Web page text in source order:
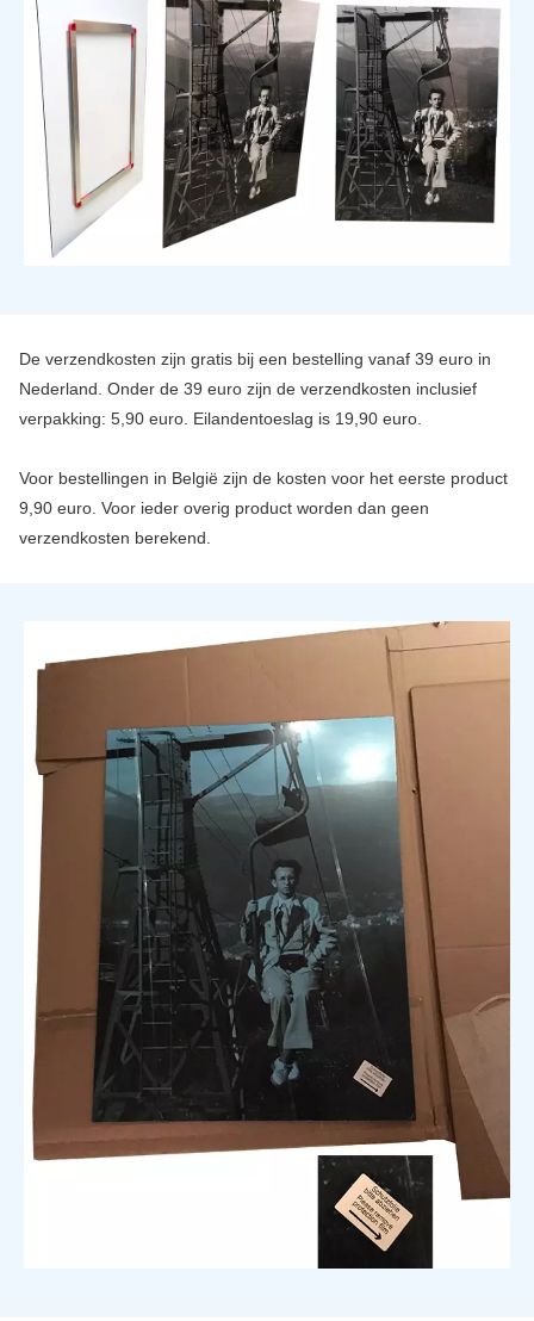
De verzendkosten zijn gratis bij een bestelling vanaf 39 euro in
Nederland. Onder de 39 euro zijn de verzendkosten inclusief
verpakking: 5,90 euro. Eilandentoeslag is 19,90 euro.
Voor bestellingen in België zijn de kosten voor het eerste product
9,90 euro. Voor ieder overig product worden dan geen
verzendkosten berekend.